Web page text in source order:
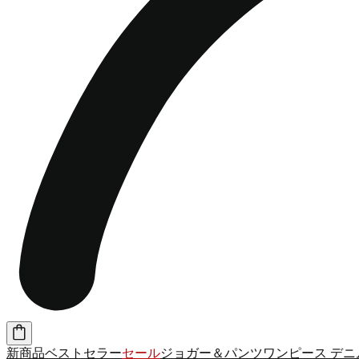
新商品ベストセラーセールジョガー＆パンツワンピース デニ